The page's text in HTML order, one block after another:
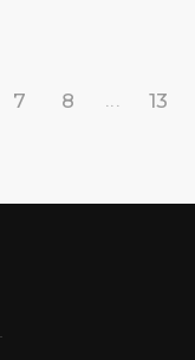
7 8 ... 13